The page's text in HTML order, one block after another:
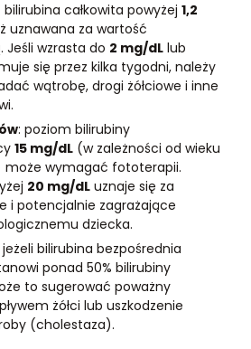
bilirubina całkowita powyżej 1,2
uznawana za wartość
Jeśli wzrasta do 2 mg/dL lub
się przez kilka tygodni, należy
wątrobę, drogi żółciowe i inne
: poziom bilirubiny
15 mg/dL (w zależności od wieku
może wymagać fototerapii.
20 mg/dL uznaje się za
i potencjalnie zagrażające
dziecka.
jeżeli bilirubina bezpośrednia
ponad 50% bilirubiny
to sugerować poważny
żółci lub uszkodzenie
(cholestaza).